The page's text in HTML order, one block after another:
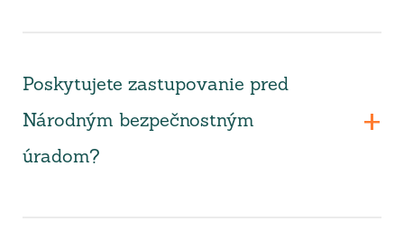
Poskytujete zastupovanie pred
Národným bezpečnostným
úradom?